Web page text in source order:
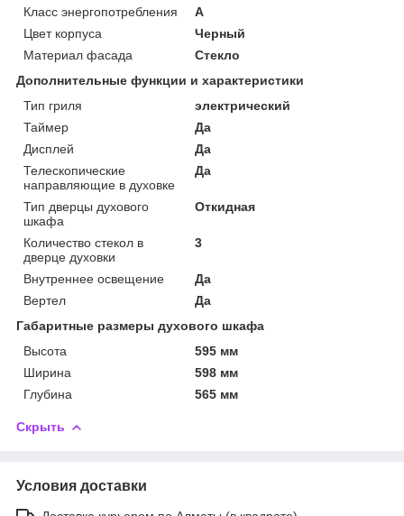
Класс энергопотребления
A
Цвет корпуса
Черный
Материал фасада
Стекло
Дополнительные функции и характеристики
Тип гриля
электрический
Таймер
Да
Дисплей
Да
Телескопические
направляющие в духовке
Да
Тип дверцы духового
шкафа
Откидная
Количество стекол в
дверце духовки
3
Внутреннее освещение
Да
Вертел
Да
Габаритные размеры духового шкафа
Высота
595 мм
Ширина
598 мм
Глубина
565 мм
Скрыть
Условия доставки